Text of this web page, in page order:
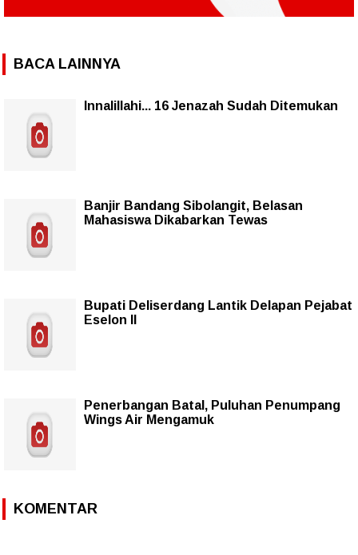
BACA LAINNYA
Innalillahi... 16 Jenazah Sudah Ditemukan
Banjir Bandang Sibolangit, Belasan
Mahasiswa Dikabarkan Tewas
Bupati Deliserdang Lantik Delapan Pejabat
Eselon II
Penerbangan Batal, Puluhan Penumpang
Wings Air Mengamuk
KOMENTAR